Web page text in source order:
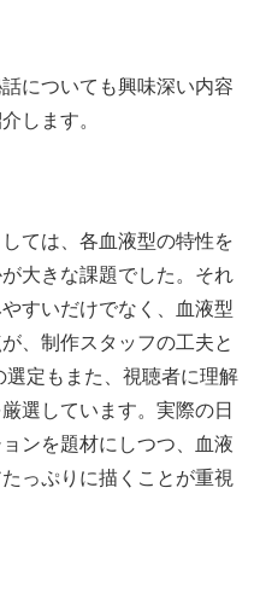
についても興味深い内容
します。
ては、各血液型の特性を
大きな課題でした。それ
すいだけでなく、血液型
、制作スタッフの工夫と
定もまた、視聴者に理解
選しています。実際の日
ンを題材にしつつ、血液
っぷりに描くことが重視